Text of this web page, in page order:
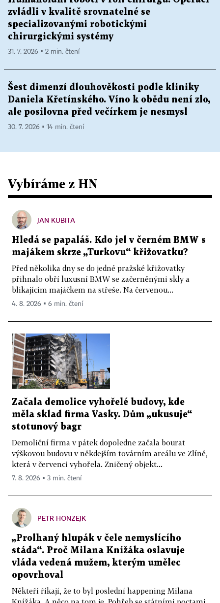
zvládli v kvalitě srovnatelné se
specializovanými robotickými
chirurgickými systémy
31. 7. 2026 ▪ 2 min. čtení
Šest dimenzí dlouhověkosti podle kliniky
Daniela Křetínského. Víno k obědu není zlo,
ale posilovna před večírkem je nesmysl
30. 7. 2026 ▪ 14 min. čtení
Vybíráme z HN
JAN KUBITA
Hledá se papaláš. Kdo jel v černém BMW s
majákem skrze „Turkovu“ křižovatku?
Před několika dny se do jedné pražské křižovatky
přihnalo obří luxusní BMW se začerněnými skly a
blikajícím majáčkem na střeše. Na červenou...
4. 8. 2026 ▪ 6 min. čtení
Začala demolice vyhořelé budovy, kde
měla sklad firma Vasky. Dům „ukusuje“
stotunový bagr
Demoliční firma v pátek dopoledne začala bourat
výškovou budovu v někdejším továrním areálu ve Zlíně,
která v červenci vyhořela. Zničený objekt...
7. 8. 2026 ▪ 3 min. čtení
PETR HONZEJK
„Prolhaný hlupák v čele nemyslícího
stáda“. Proč Milana Knížáka oslavuje
vláda vedená mužem, kterým umělec
opovrhoval
Někteří říkají, že to byl poslední happening Milana